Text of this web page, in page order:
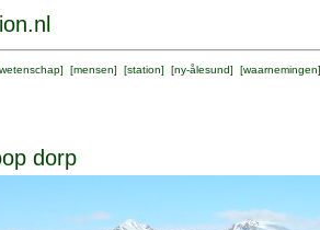
wetenschap] [mensen] [station] [ny-ålesund] [waarnemingen
dorp